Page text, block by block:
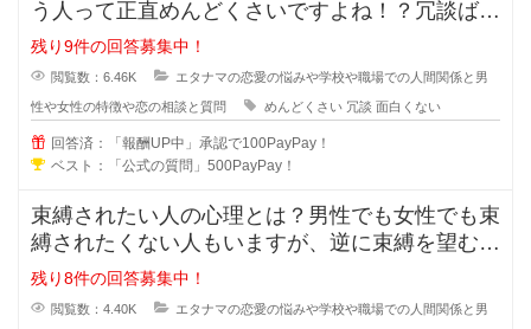
う人って正直めんどくさいですよね！？冗談ばか
りでめんどくさい人に対しての対処
残り9件の回答募集中！
閲覧数：6.46K エタナマの恋愛の悩みや学校や職場での人間関係と男
性や女性の特徴や恋の相談と質問 めんどくさい 冗談 面白くない
回答済：「報酬UP中」承認で100PayPay！
ベスト：「公式の質問」500PayPay！
束縛されたい人の心理とは？男性でも女性でも束
縛されたくない人もいますが、逆に束縛を望む人
もいますよね？彼氏彼女の関係にな
残り8件の回答募集中！
閲覧数：4.40K エタナマの恋愛の悩みや学校や職場での人間関係と男